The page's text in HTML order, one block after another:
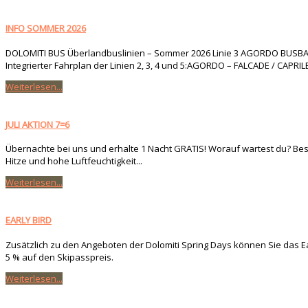
INFO SOMMER 2026
DOLOMITI BUS Überlandbuslinien – Sommer 2026 Linie 3 AGORDO
Integrierter Fahrplan der Linien 2, 3, 4 und 5:AGORDO – FALCADE /
Weiterlesen...
JULI AKTION 7=6
Übernachte bei uns und erhalte 1 Nacht GRATIS! Worauf wartest du?
Hitze und hohe Luftfeuchtigkeit...
Weiterlesen...
EARLY BIRD
Zusätzlich zu den Angeboten der Dolomiti Spring Days können Sie das
5 % auf den Skipasspreis.
Weiterlesen...